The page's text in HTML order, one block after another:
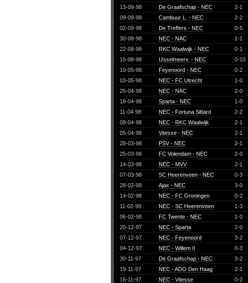
13-09-98
De Graafschap - NEC 2-1
09-09-98
Cambuur L. - NEC 2-2
02-09-98
De Treffers - NEC 0-5
30-08-98
NEC - NAC 1-1
22-08-98
RKC Waalwijk - NEC 0-1
15-08-98
IJsselmeerv. - NEC 0-10
10-05-98
Feyenoord - NEC 0-2
03-05-98
NEC - FC Utrecht 1-0
25-04-98
NEC - NAC 2-0
18-04-98
Sparta - NEC 1-0
11-04-98
NEC - Fortuna Sittard 2-2
08-04-98
NEC - RKC Waalwijk 2-1
05-04-98
Vitesse - NEC 2-1
28-03-98
PSV - NEC 2-1
25-03-98
FC Volendam - NEC 2-0
14-03-98
NEC - MVV 2-1
07-03-98
SC Heerenveen - NEC 0-3
28-02-98
Ajax - NEC 3-0
14-02-98
NEC - FC Groningen 0-2
11-02-98
NEC - SC Heerenveen 1-3
06-02-98
FC Twente - NEC 1-0
20-12-97
NEC - Sparta 2-0
07-12-97
NEC - Feyenoord 3-2
04-12-97
NEC - Willem II 0-3
30-11-97
De Graafschap - NEC 3-2
19-11-97
NEC - ADO Den Haag 2-1
16-11-97
NEC - Vitesse 0-2